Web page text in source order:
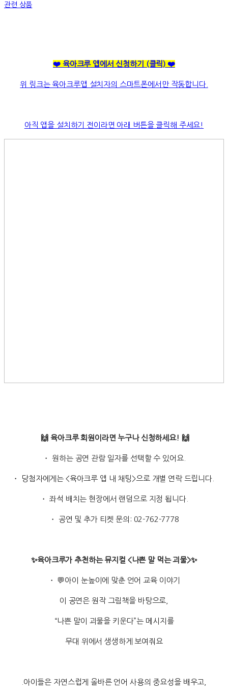
관련 상품
❤️ 육아크루 앱에서 신청하기 (클릭) ❤️
위 링크는 육아크루앱 설치자의 스마트폰에서만 작동합니다.
아직 앱을 설치하기 전이라면 아래 버튼을 클릭해 주세요!
🙌 육아크루 회원이라면 누구나 신청하세요! 🙌
・ 원하는 공연 관람 일자를 선택할 수 있어요.
・ 당첨자에게는 <육아크루 앱 내 채팅>으로 개별 연락 드립니다.
・ 좌석 배치는 현장에서 랜덤으로 지정 됩니다.
・ 공연 및 추가 티켓 문의: 02-762-7778
✨육아크루가 추천하는 뮤지컬 <나쁜 말 먹는 괴물>✨
・ 💬아이 눈높이에 맞춘 언어 교육 이야기
이 공연은 원작 그림책을 바탕으로,
“나쁜 말이 괴물을 키운다”는 메시지를
무대 위에서 생생하게 보여줘요
.아이들은 자연스럽게 올바른 언어 사용의 중요성을 배우고,